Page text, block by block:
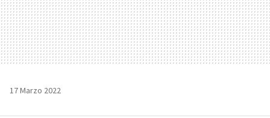
17 Marzo 2022